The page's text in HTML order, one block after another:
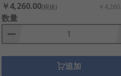
レンジから最新テクノロジ
￥4,260.00(税抜) ￥
数量
追加